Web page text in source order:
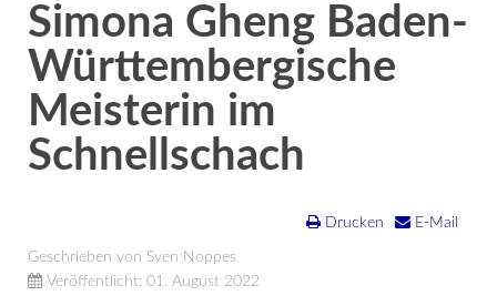
Simona Gheng Baden-
Württembergische
Meisterin im
Schnellschach
Drucken E-Mail
Geschrieben von Sven Noppes
Veröffentlicht: 01. August 2022